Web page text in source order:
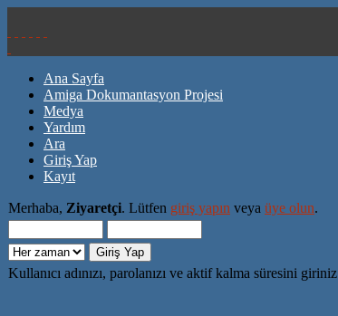
Ana Sayfa
Amiga Dokumantasyon Projesi
Medya
Yardım
Ara
Giriş Yap
Kayıt
Merhaba, Ziyaretçi. Lütfen giriş yapın veya üye olun.
Kullanıcı adınızı, parolanızı ve aktif kalma süresini giriniz